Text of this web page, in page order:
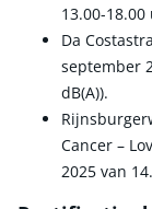
13.00-18.00
Da
september
dB(A)).
Cancer –
2025 van